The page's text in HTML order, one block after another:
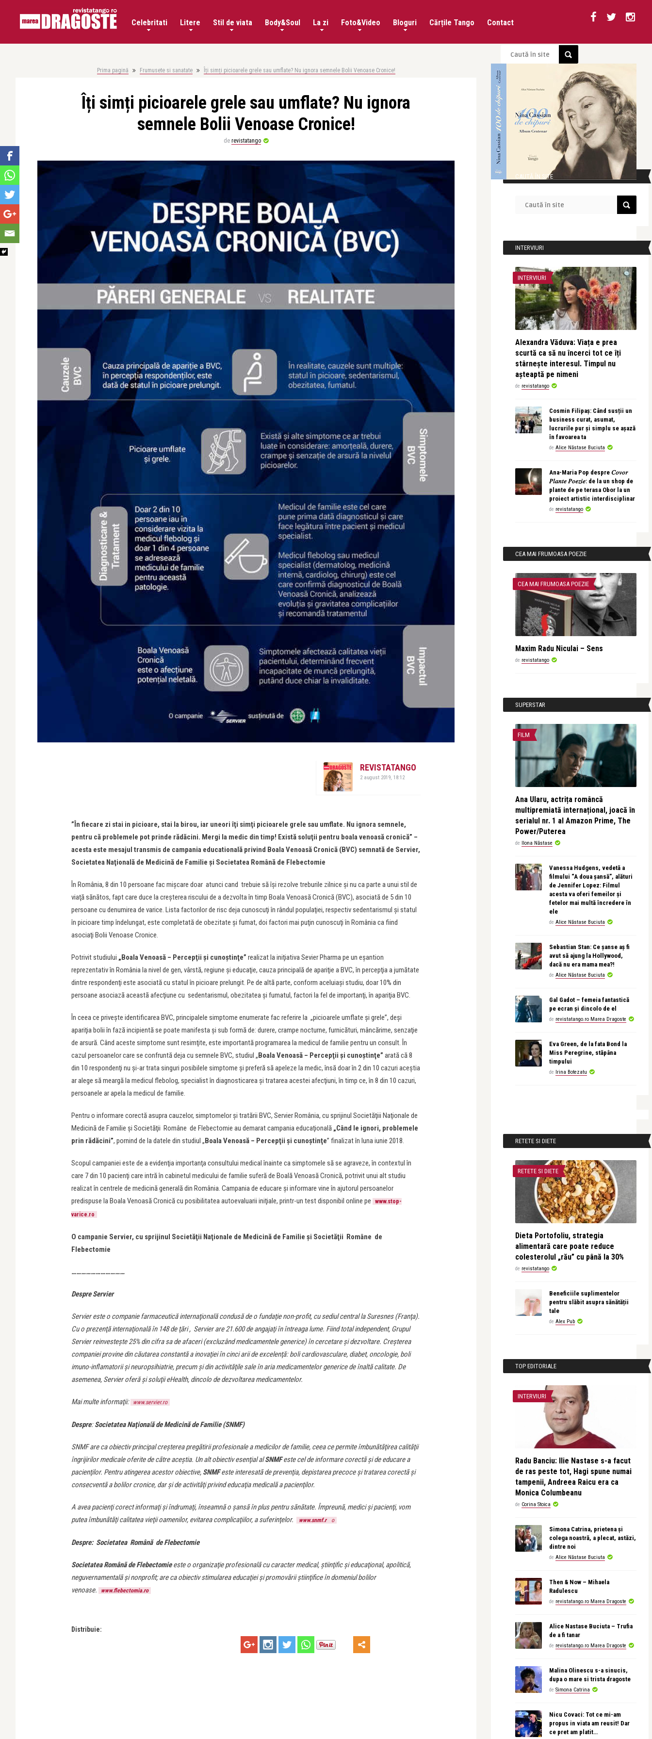
Celebritati Litere Stil de viata Body&Soul La zi Foto&Video Bloguri Cărțile Tango Contact
Prima pagină Frumusete si sanatate Îți simți picioarele grele sau umflate? Nu ignora semnele Bolii Venoase Cronice!
Îți simți picioarele grele sau umflate? Nu ignora
semnele Bolii Venoase Cronice!
de revistatango
REVISTATANGO
2 august 2019, 18:12
”În fiecare zi stai in picioare, stai la birou, iar uneori îţi simţi picioarele grele sau umflate. Nu ignora semnele,
pentru că problemele pot prinde rădăcini. Mergi la medic din timp! Există soluţii pentru boala venoasă cronică” –
acesta este mesajul transmis de campania educatională privind Boala Venoasă Cronică (BVC) semnată de Servier,
Societatea Naţională de Medicină de Familie şi Societatea Română de Flebectomie
În România, 8 din 10 persoane fac mişcare doar atunci cand trebuie să îşi rezolve treburile zilnice şi nu ca parte a unui stil de
viaţă sănătos, fapt care duce la creşterea riscului de a dezvolta în timp Boala Venoasă Cronică (BVC), asociată de 5 din 10
persoane cu denumirea de varice. Lista factorilor de risc deja cunoscuţi în rândul populaţiei, respectiv sedentarismul şi statul
în picioare timp îndelungat, este completată de obezitate şi fumat, doi factori mai puţin cunoscuţi în România ca fiind
asociaţi Bolii Venoase Cronice.
Potrivit studiului „Boala Venoasă – Percepţii şi cunoştinţe” realizat la iniţiativa Sevier Pharma pe un eşantion
reprezentativ în România la nivel de gen, vârstă, regiune şi educaţie, cauza principală de apariţie a BVC, în percepţia a jumătate
dintre respondenţi este asociată cu statul în picioare prelungit. Pe de altã parte, conform aceluiaşi studiu, doar 10% din
persoane asociazã aceastã afecţiune cu sedentarismul, obezitatea şi fumatul, factori la fel de importanţi, în apariţia BVC.
În ceea ce priveşte identificarea BVC, principalele simptome enumerate fac referire la „picioarele umflate şi grele”, deşi
apariţia bolii în fază incipientă se poate manifesta şi sub formă de: durere, crampe nocturne, furnicături, mâncărime, senzaţie
de arsură. Când aceste simptome sunt resimţite, este importantă programarea la medicul de familie pentru un consult. În
cazul persoanelor care se confruntă deja cu semnele BVC, studiul „ Boala Venoasă – Percepţii şi cunoştinţe” arată că 8
din 10 respondenţi nu şi-ar trata singuri posibilele simptome şi preferă să apeleze la medic, însă doar în 2 din 10 cazuri aceştia
ar alege să meargă la medicul flebolog, specialist în diagnosticarea şi tratarea acestei afecţiuni, în timp ce, în 8 din 10 cazuri,
persoanele ar apela la medicul de familie.
Pentru o informare corectă asupra cauzelor, simptomelor şi tratării BVC, Servier România, cu sprijinul Societăţiii Naţionale de
Medicină de Familie şi Societăţii Române de Flebectomie au demarat campania educaţională „Când le ignori, problemele
prin rădăcini”, pornind de la datele din studiul „ Boala Venoasă – Percepţii şi cunoştinţe” finalizat în luna iunie 2018.
Scopul campaniei este de a evidenţia importanţa consultului medical înainte ca simptomele să se agraveze, în contextul în
care 7 din 10 pacienţi care intră în cabinetul medicului de familie suferă de Boală Venoasă Cronică, potrivit unui alt studiu
realizat în centrele de medicină generală din România. Campania de educare şi informare vine în ajutorul persoanelor
predispuse la Boala Venoasă Cronică cu posibilitatea autoevaluarii iniţiale, printr-un test disponibil online pe
www.stop-
varice.ro
O campanie Servier, cu sprijinul Societăţii Naţionale de Medicină de Familie şi Societăţii Române de
Flebectomie
……………………………
Despre Servier
Servier este o companie farmaceutică internaţională condusă de o fundaţie non-profit, cu sediul central la Suresnes (Franţa).
Cu o prezenţă internaţională în 148 de ţări , Servier are 21.600 de angajaţi în întreaga lume. Fiind total independent, Grupul
Servier reinvesteşte 25% din cifra sa de afaceri (excluzând medicamentele generice) în cercetare şi dezvoltare. Creşterea
companiei provine din căutarea constantă a inovaţiei în cinci arii de excelenţă: boli cardiovasculare, diabet, oncologie, boli
imuno-inflamatorii şi neuropsihiatrie, precum şi din activităţile sale în aria medicamentelor generice de înaltă calitate. De
asemenea, Servier oferă şi soluţii eHealth, dincolo de dezvoltarea medicamentelor.
Mai multe informaţii: www.servier.ro
Despre:Societatea Naţională de Medicină de Familie (SNMF)
SNMF are ca obiectiv principal creşterea pregãtirii profesionale a medicilor de familie, ceea ce permite îmbunãtãţirea calitãţii
îngrijirilor medicale oferite de cãtre aceştia. Un alt obiectiv esenţial alSNMFeste cel de informare corectã şi de educare a
pacienţilor. Pentru atingerea acestor obiective, SNMFeste interesatã de prevenţia, depistarea precoce şi tratarea corectã şi
consecventã a bolilor cronice, dar şi de activitãţi privind educaţia medicalã a pacienţilor.
A avea pacienţi corect informaţi şi îndrumaţi, înseamnã o şansã în plus pentru sãnãtate. Împreunã, medici şi pacienţi, vom
putea îmbunãtãţi calitatea vieţii oamenilor, evitarea complicaţiilor, a suferinţelor.
www.snmf.r o
Despre: Societatea Română de Flebectomie
Societatea Românã de Flebectomieeste o organizaţie profesionalã cu caracter medical, ştiinţific şi educaţional, apoliticã,
neguvernamentalã şi nonprofit; are ca obiectiv stimularea educaţiei şi promovãrii ştiinţifice în domeniul bolilor
venoase.
www.flebectomia.ro
Distribuie:
CAUTĂ ÎN SITE
INTERVIURI
INTERVIURI
Alexandra Văduva: Viața e prea
scurtă ca să nu încerci tot ce îți
stârnește interesul. Timpul nu
așteaptă pe nimeni
de revistatango
Cosmin Filipaș: Când susții un
business curat, asumat,
lucrurile pur și simplu se așază
în favoarea ta
de Alice Năstase Buciuta
Ana-Maria Pop despre 𝐶𝑜𝑣𝑜𝑟
𝑃𝑙𝑎𝑛𝑡𝑒 𝑃𝑜𝑒𝑧𝑖𝑒: de la un shop de
plante de pe terasa Obor la un
proiect artistic interdisciplinar
de revistatango
CEA MAI FRUMOASA POEZIE
CEA MAI FRUMOASA POEZIE
Maxim Radu Niculai – Sens
de revistatango
SUPERSTAR
FILM
Ana Ularu, actrița româncă
multipremiată internațional, joacă în
serialul nr. 1 al Amazon Prime, The
Power/Puterea
de Ilona Năstase
Vanessa Hudgens, vedetă a
filmului “A doua șansă”, alături
de Jennifer Lopez: Filmul
acesta va oferi femeilor și
fetelor mai multă încredere în
ele
de Alice Năstase Buciuta
Sebastian Stan: Ce șanse aș fi
avut să ajung la Hollywood,
dacă nu era mama mea?!
de Alice Năstase Buciuta
Gal Gadot – femeia fantastică
pe ecran și dincolo de el
de revistatango.ro Marea Dragoste
Eva Green, de la fata Bond la
Miss Peregrine, stăpâna
timpului
de Irina Botezatu
RETETE SI DIETE
RETETE SI DIETE
Dieta Portofoliu, strategia
alimentară care poate reduce
colesterolul „rău” cu până la 30%
de revistatango
Beneficiile suplimentelor
pentru slăbit asupra sănătății
tale
de Alex Pub
TOP EDITORIALE
INTERVIURI
Radu Banciu: Ilie Nastase s-a facut
de ras peste tot, Hagi spune numai
tampenii, Andreea Raicu era ca
Monica Columbeanu
de Corina Stoica
Simona Catrina, prietena și
colega noastră, a plecat, astăzi,
dintre noi
de Alice Năstase Buciuta
Then & Now – Mihaela
Radulescu
de revistatango.ro Marea Dragoste
Alice Nastase Buciuta – Trufia
de a fi tanar
de revistatango.ro Marea Dragoste
Malina Olinescu s-a sinucis,
dupa o mare si trista dragoste
de Simona Catrina
Nicu Covaci: Tot ce mi-am
propus in viata am reusit! Dar
ce pret am platit…